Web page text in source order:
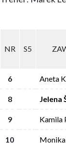
NR S5
6 Aneta
8 Jelena
9 Kamila
10
NR S5
6 Aneta
8 Jelena
9 Kamila
10